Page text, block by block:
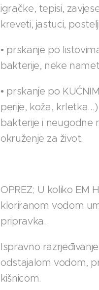
igračke, tepisi,
kreveti, jastuci,
• prskanje po
bakterije, neke
• prskanje po
perije, koža,
bakterije i neugodne
okruženje za život.
OPREZ; U koliko EM
kloriranom vodom
pripravka.
Ispravno
odstajalom vodom,
kišnicom.